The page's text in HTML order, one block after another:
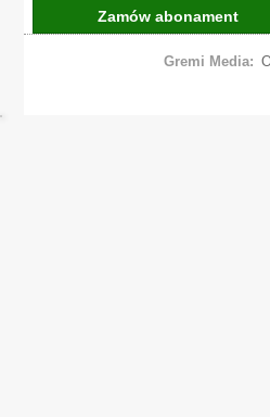
Zamów abonament
Gremi Media: